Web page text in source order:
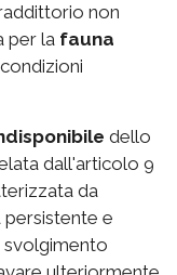
non
per la fauna
dello
dall'articolo 9
da
persistente e
svolgimento